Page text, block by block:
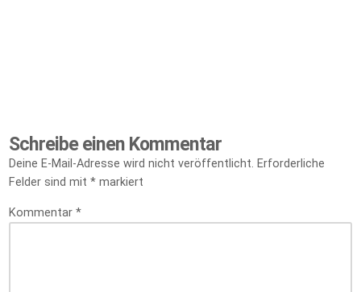
Schreibe einen Kommentar
Deine E-Mail-Adresse wird nicht veröffentlicht. Erforderliche
Felder sind mit *markiert
Kommentar *